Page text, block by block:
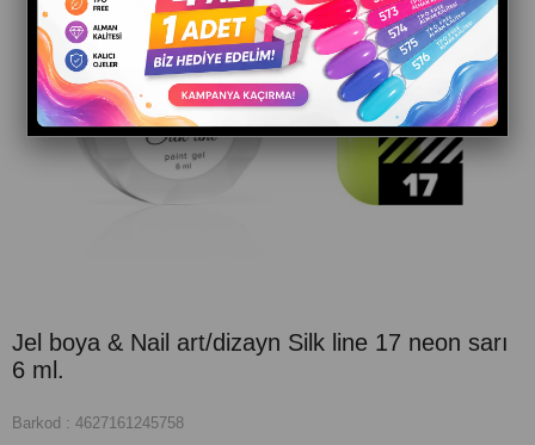
Jel boya & Nail art/dizayn Silk line 17 neon sarı
6 ml.
Barkod : 4627161245758